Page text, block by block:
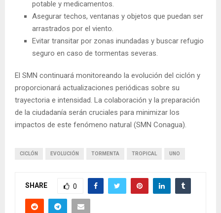
potable y medicamentos.
Asegurar techos, ventanas y objetos que puedan ser
arrastrados por el viento.
Evitar transitar por zonas inundadas y buscar refugio
seguro en caso de tormentas severas.
El SMN continuará monitoreando la evolución del ciclón y
proporcionará actualizaciones periódicas sobre su
trayectoria e intensidad. La colaboración y la preparación
de la ciudadanía serán cruciales para minimizar los
impactos de este fenómeno natural (SMN Conagua).
CICLÓN EVOLUCIÓN TORMENTA TROPICAL UNO
SHARE 0